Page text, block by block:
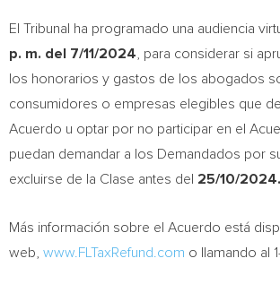
El Tribunal ha programado una audiencia
p. m. del 7/11/2024 , para considerar si
los honorarios y gastos de los abogados
consumidores o empresas elegibles que
Acuerdo u optar por no participar en el
puedan demandar a los Demandados por
excluirse de la Clase antes del 25/10/2024.
Más información sobre el Acuerdo está
web, www.FLTaxRefund.com o llamando al